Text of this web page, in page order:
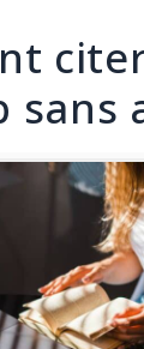
sans